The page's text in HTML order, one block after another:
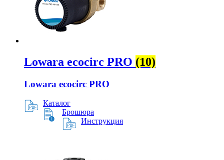
Lowara ecocirc PRO (10)
Lowara ecocirc PRO
Каталог
Брошюра
Инструкция